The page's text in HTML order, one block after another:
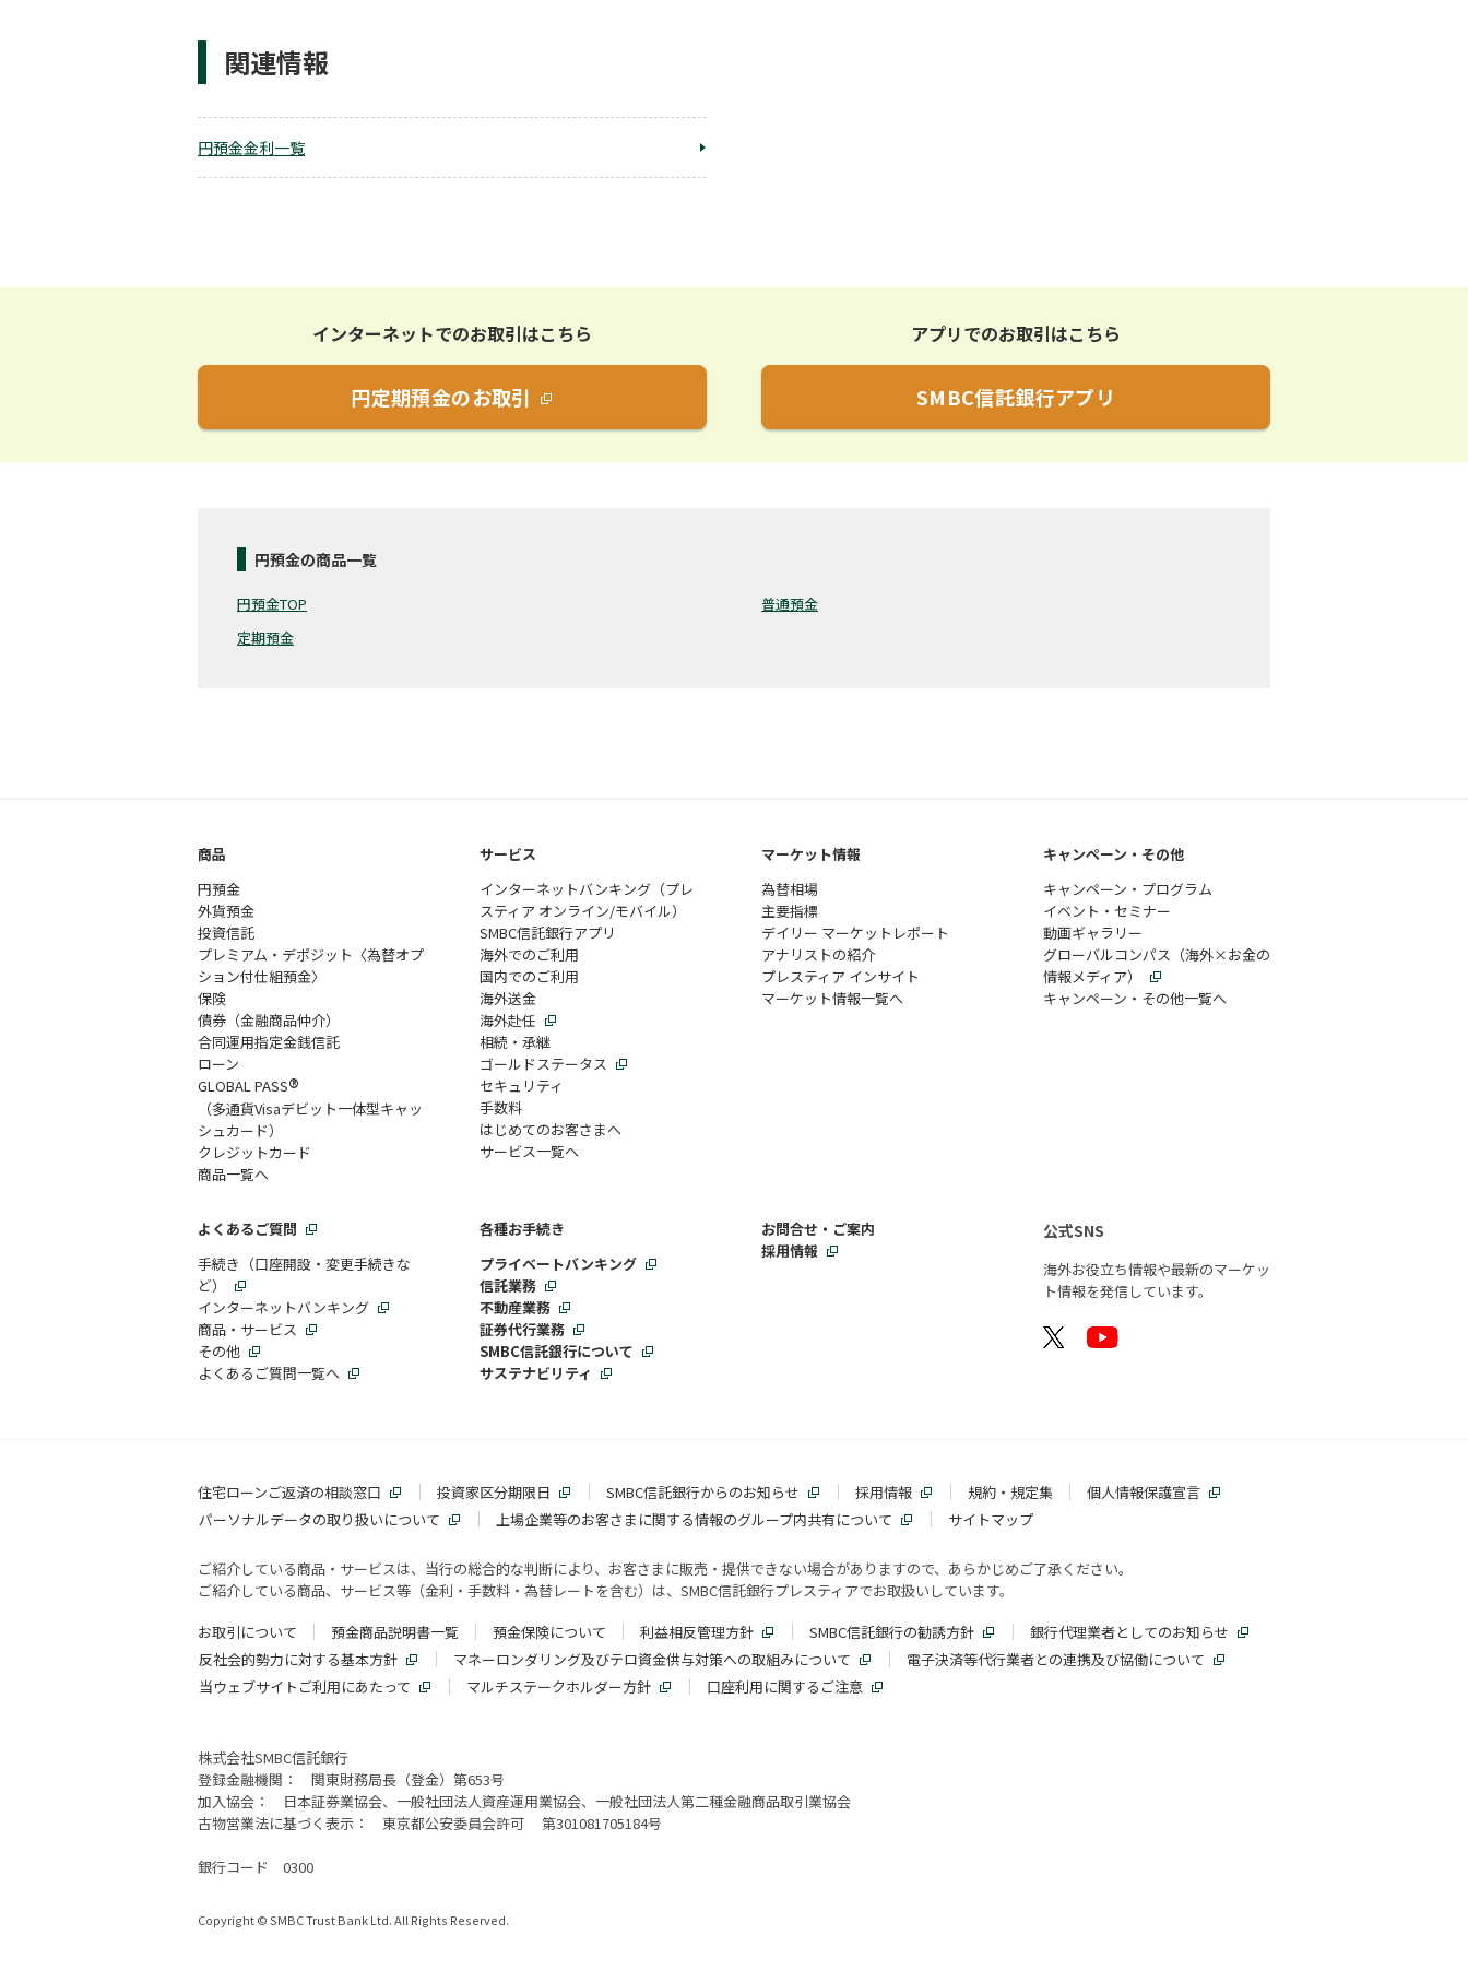
関連情報
円預金金利一覧
インターネットでのお取引はこちら
円定期預金のお取引
アプリでのお取引はこちら
SMBC信託銀行アプリ
円預金の商品一覧
円預金TOP
定期預金
普通預金
商品
円預金
外貨預金
投資信託
プレミアム・デポジット〈為替オプ
ション付仕組預金〉
保険
債券（金融商品仲介）
合同運用指定金銭信託
ローン
GLOBAL PASS®
（多通貨Visaデビット一体型キャッ
シュカード）
クレジットカード
商品一覧へ
サービス
インターネットバンキング（プレ
スティア オンライン/モバイル）
SMBC信託銀行アプリ
海外でのご利用
国内でのご利用
海外送金
海外赴任
相続・承継
ゴールドステータス
セキュリティ
手数料
はじめてのお客さまへ
サービス一覧へ
マーケット情報
為替相場
主要指標
デイリー マーケットレポート
アナリストの紹介
プレスティア インサイト
マーケット情報一覧へ
キャンペーン・その他
キャンペーン・プログラム
イベント・セミナー
動画ギャラリー
グローバルコンパス（海外×お金の
情報メディア）
キャンペーン・その他一覧へ
よくあるご質問
手続き（口座開設・変更手続きな
ど）
インターネットバンキング
商品・サービス
その他
よくあるご質問一覧へ
各種お手続き
プライベートバンキング
信託業務
不動産業務
証券代行業務
SMBC信託銀行について
サステナビリティ
お問合せ・ご案内
採用情報
公式SNS
海外お役立ち情報や最新のマーケッ
ト情報を発信しています。
住宅ローンご返済の相談窓口 投資家区分期限日 SMBC信託銀行からのお知らせ 採用情報 規約・規定集
個人情報保護宣言
パーソナルデータの取り扱いについて
上場企業等のお客さまに関する情報のグループ内共有について サイトマップ
ご紹介している商品・サービスは、当行の総合的な判断により、お客さまに販売・提供できない場合がありますので、あらかじめご了承ください。
ご紹介している商品、サービス等（金利・手数料・為替レートを含む）は、SMBC信託銀行プレスティアでお取扱いしています。
お取引について
預金商品説明書一覧 預金保険について 利益相反管理方針 SMBC信託銀行の勧誘方針
銀行代理業者としてのお知らせ
反社会的勢力に対する基本方針
マネーロンダリング及びテロ資金供与対策への取組みについて
電子決済等代行業者との連携及び協働について
当ウェブサイトご利用にあたって
マルチステークホルダー方針 口座利用に関するご注意
株式会社SMBC信託銀行
登録金融機関： 関東財務局長（登金）第653号
加入協会： 日本証券業協会、一般社団法人資産運用業協会、一般社団法人第二種金融商品取引業協会
古物営業法に基づく表示： 東京都公安委員会許可 第301081705184号
銀行コード 0300
Copyright © SMBC Trust Bank Ltd. All Rights Reserved.